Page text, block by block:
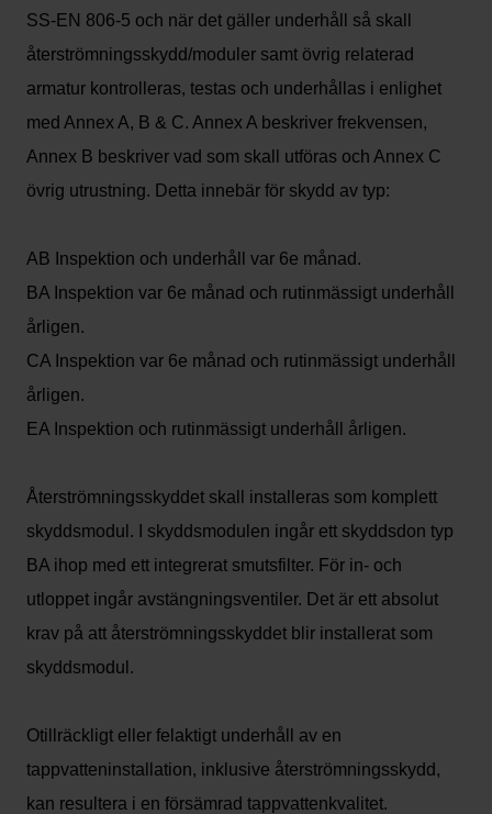
SS-EN 806-5 och när det gäller underhåll så skall
återströmningsskydd/moduler samt övrig relaterad
armatur kontrolleras, testas och underhållas i enlighet
med Annex A, B & C. Annex A beskriver frekvensen,
Annex B beskriver vad som skall utföras och Annex C
övrig utrustning. Detta innebär för skydd av typ:
AB Inspektion och underhåll var 6e månad.
BA Inspektion var 6e månad och rutinmässigt underhåll
årligen.
CA Inspektion var 6e månad och rutinmässigt underhåll
årligen.
EA Inspektion och rutinmässigt underhåll årligen.
Återströmningsskyddet skall installeras som komplett
skyddsmodul. I skyddsmodulen ingår ett skyddsdon typ
BA ihop med ett integrerat smutsfilter. För in- och
utloppet ingår avstängningsventiler. Det är ett absolut
krav på att återströmningsskyddet blir installerat som
skyddsmodul.
Otillräckligt eller felaktigt underhåll av en
tappvatteninstallation, inklusive återströmningsskydd,
kan resultera i en försämrad tappvattenkvalitet.